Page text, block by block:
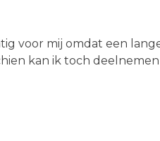
voor mij omdat een
kan ik toch